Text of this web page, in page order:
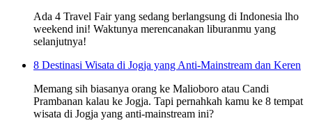
Ada 4 Travel Fair yang sedang berlangsung di Indonesia lho
weekend ini! Waktunya merencanakan liburanmu yang
selanjutnya!
8 Destinasi Wisata di Jogja yang Anti-Mainstream dan Keren
Memang sih biasanya orang ke Malioboro atau Candi
Prambanan kalau ke Jogja. Tapi pernahkah kamu ke 8 tempat
wisata di Jogja yang anti-mainstream ini?